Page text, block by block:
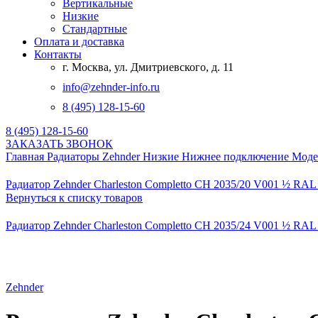
Вертикальные
Низкие
Стандартные
Оплата и доставка
Контакты
г. Москва, ул. Дмитриевского, д. 11
info@zehnder-info.ru
8 (495) 128-15-60
8 (495) 128-15-60
ЗАКАЗАТЬ ЗВОНОК
Главная Радиаторы ZehnderНизкие Нижнее подключение
Радиатор Zehnder Charleston Completto CH 2035/20 V001 ½
Вернуться к списку товаров
Радиатор Zehnder Charleston Completto CH 2035/24 V001 ½
Zehnder